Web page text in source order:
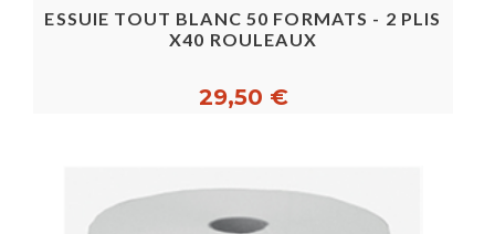
ESSUIE TOUT BLANC 50 FORMATS - 2 PLIS
X40 ROULEAUX
29,50 €